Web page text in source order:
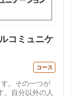
コミュニケ
コース
。その一つが
。自分以外の人